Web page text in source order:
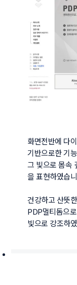
화면전반에 다
기반으로한 기
그 빛으로 몸속
을 표현하였습
건강하고 산뜻
PDP멀티돔으
빛으로 강조하